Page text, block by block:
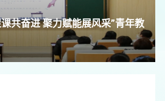
共奋进 聚力赋能展风采”青年教